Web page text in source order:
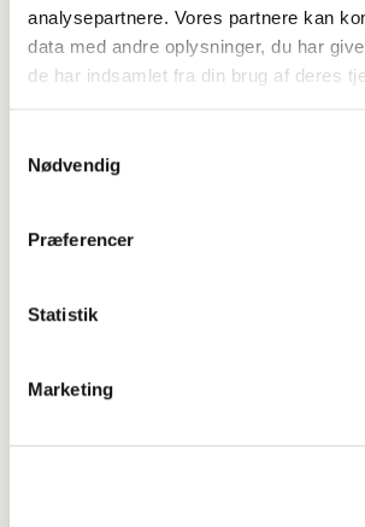
analysepartnere. Vores partnere kan
data med andre oplysninger, du har
de har indsamlet fra din brug af deres
Nødvendig
Præferencer
Statistik
Marketing